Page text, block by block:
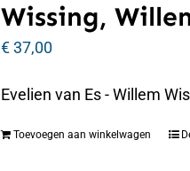
Wissing,
€37,00
Evelien van Es - Willem
Toevoegen aan winkelwagen